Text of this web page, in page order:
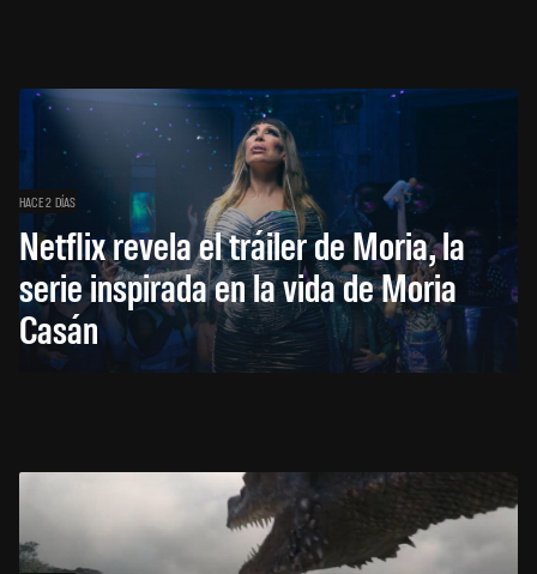
HACE 2 DÍAS
Netflix revela el tráiler de Moria, la
serie inspirada en la vida de Moria
Casán